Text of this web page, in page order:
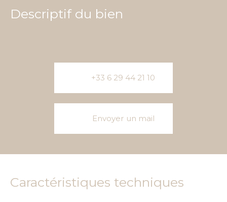
Descriptif du bien
+33 6 29 44 21 10
Envoyer un mail
Caractéristiques techniques